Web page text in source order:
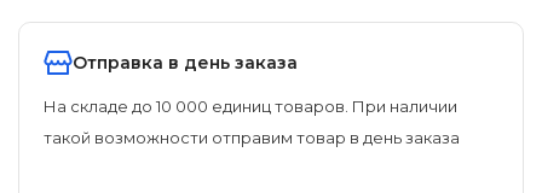
Отправка в день заказа
На складе до 10 000 единиц товаров. При наличии
такой возможности отправим товар в день заказа